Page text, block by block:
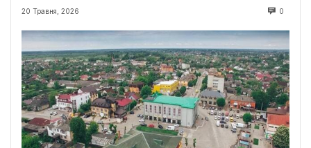
20 Травня, 2026 0